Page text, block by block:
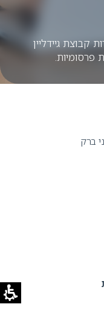
גיידליין
פרסומיות.